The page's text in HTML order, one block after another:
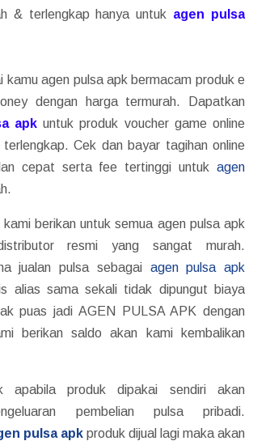
& terlengkap hanya untuk agen pulsa
kamu agen pulsa apk bermacam produk e
dengan harga termurah. Dapatkan
apkuntuk produk voucher game online
Cek dan bayar tagihan online
cepat serta fee tertinggi untuk agen
kami berikan untuk semua agen pulsa apk
resmi yang sangat murah.
jualan pulsa sebagai agen pulsa apk
alias sama sekali tidak dipungut biaya
puas jadi AGEN PULSA APK dengan
berikan saldo akan kami kembalikan
apabila produk dipakai sendiri akan
pembelian pulsa pribadi.
pulsa apk produk dijual lagi maka akan